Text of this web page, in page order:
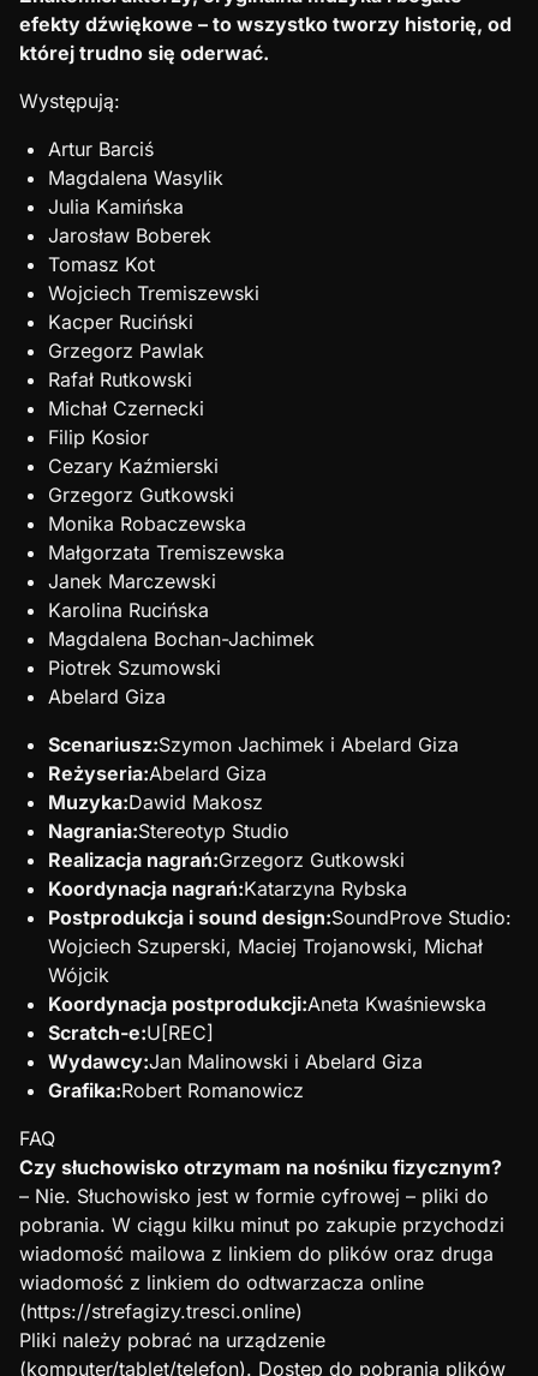
efekty dźwiękowe – to wszystko tworzy historię, od
której trudno się oderwać.
Występują:
Artur Barciś
Magdalena Wasylik
Julia Kamińska
Jarosław Boberek
Tomasz Kot
Wojciech Tremiszewski
Kacper Ruciński
Grzegorz Pawlak
Rafał Rutkowski
Michał Czernecki
Filip Kosior
Cezary Kaźmierski
Grzegorz Gutkowski
Monika Robaczewska
Małgorzata Tremiszewska
Janek Marczewski
Karolina Rucińska
Magdalena Bochan-Jachimek
Piotrek Szumowski
Abelard Giza
Scenariusz:Szymon Jachimek i Abelard Giza
Reżyseria:Abelard Giza
Muzyka:Dawid Makosz
Nagrania:Stereotyp Studio
Realizacja nagrań:Grzegorz Gutkowski
Koordynacja nagrań:Katarzyna Rybska
Postprodukcja i sound design:SoundProve Studio:
Wojciech Szuperski, Maciej Trojanowski, Michał
Wójcik
Koordynacja postprodukcji:Aneta Kwaśniewska
Scratch-e:U[REC]
Wydawcy:Jan Malinowski i Abelard Giza
Grafika:Robert Romanowicz
FAQ
Czy słuchowisko otrzymam na nośniku fizycznym?
– Nie. Słuchowisko jest w formie cyfrowej – pliki do
pobrania. W ciągu kilku minut po zakupie przychodzi
wiadomość mailowa z linkiem do plików oraz druga
wiadomość z linkiem do odtwarzacza online
(https://strefagizy.tresci.online)
Pliki należy pobrać na urządzenie
(komputer/tablet/telefon). Dostęp do pobrania plików